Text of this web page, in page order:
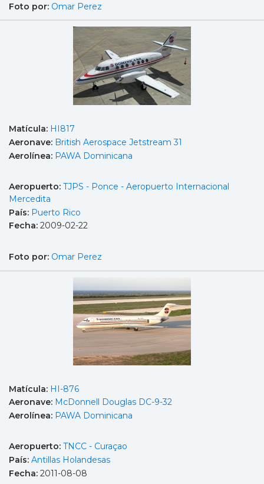
Foto por: Omar Perez
Matícula: HI817
Aeronave: British Aerospace Jetstream 31
Aerolínea: PAWA Dominicana
Aeropuerto: TJPS - Ponce - Aeropuerto Internacional
Mercedita
País: Puerto Rico
Fecha: 2009-02-22
Foto por: Omar Perez
Matícula: HI-876
Aeronave: McDonnell Douglas DC-9-32
Aerolínea: PAWA Dominicana
Aeropuerto: TNCC - Curaçao
País: Antillas Holandesas
Fecha: 2011-08-08